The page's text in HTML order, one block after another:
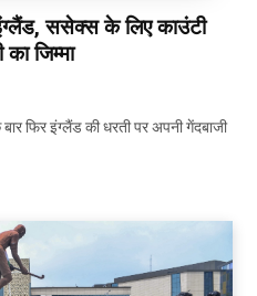
ससेक्स के लिए काउंटी
जिम्मा
फिर इंग्लैंड की धरती पर अपनी गेंदबाजी